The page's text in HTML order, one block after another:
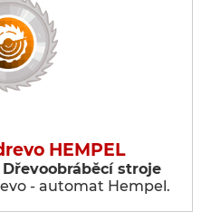
HEMPEL
stroje
- automat Hempel.